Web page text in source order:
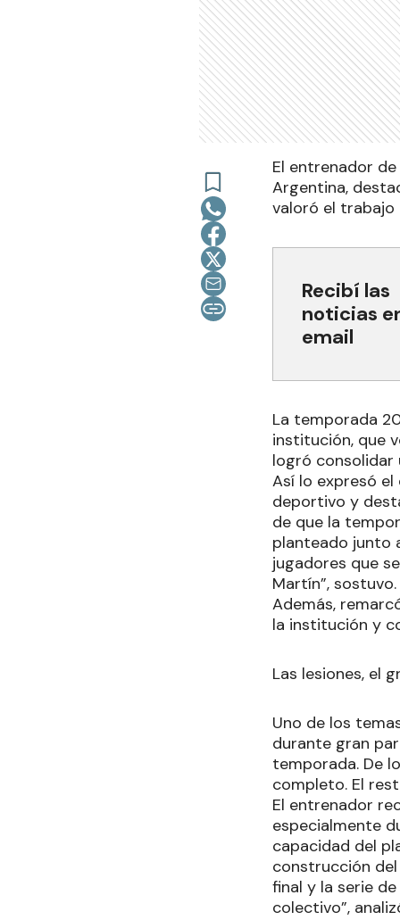
El entrenador
Argentina,
valoró el
Recibí las
noticias
email
La temporada
institución, que
logró
Así lo expresó
deportivo y
de que la
planteado junto
jugadores que
Martín”, sostuvo.
Además,
la institución y
Las lesiones, el
Uno de los
durante gran
temporada. De
completo. El
El entrenador
especialmente
capacidad del
construcción
final y la serie
colectivo”,